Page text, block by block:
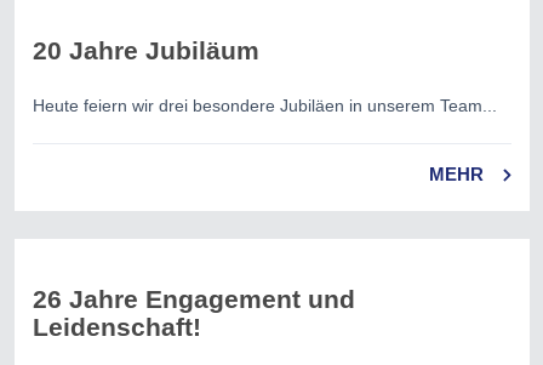
20 Jahre Jubiläum
Heute feiern wir drei besondere Jubiläen in unserem Team...
MEHR
26 Jahre Engagement und
Leidenschaft!